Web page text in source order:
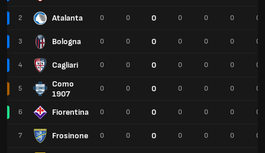
2 Atalanta
3 Bologna
4 Cagliari
5
Como
1907
6 Fiorentina
7 Frosinone
0 0 0 0 0 0 0
0 0 0 0 0 0 0
0 0 0 0 0 0 0
0 0 0 0 0 0 0
0 0 0 0 0 0 0
0 0 0 0 0 0 0